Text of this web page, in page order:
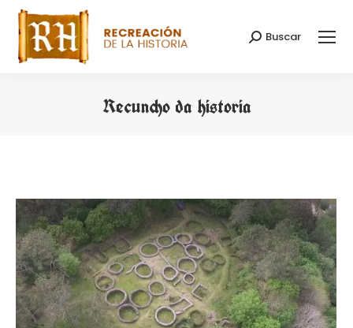
Search:
Buscar
Recuncho da historia